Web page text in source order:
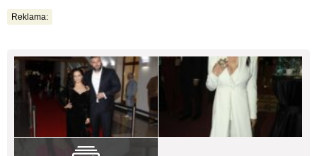
Reklama: